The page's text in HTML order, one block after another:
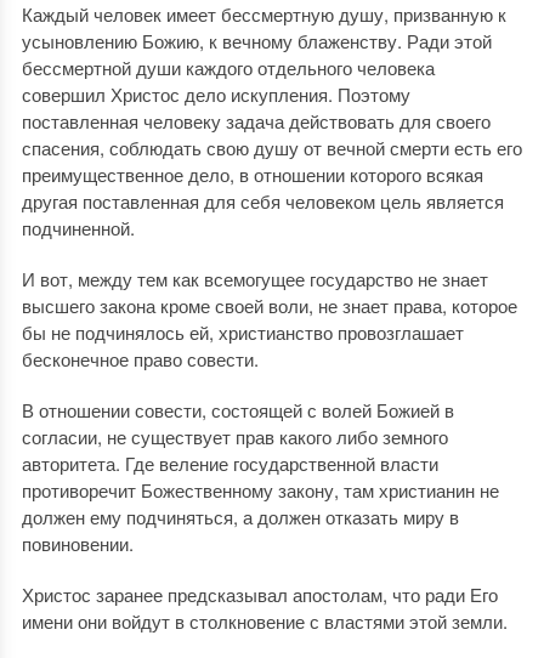
Каждый человек имеет бессмертную душу, призванную к
усыновлению Божию, к вечному блаженству. Ради этой
бессмертной души каждого отдельного человека
совершил Христос дело искупления. Поэтому
поставленная человеку задача действовать для своего
спасения, соблюдать свою душу от вечной смерти есть его
преимущественное дело, в отношении которого всякая
другая поставленная для себя человеком цель является
подчиненной.
И вот, между тем как всемогущее государство не знает
высшего закона кроме своей воли, не знает права, которое
бы не подчинялось ей, христианство провозглашает
бесконечное право совести.
В отношении совести, состоящей с волей Божией в
согласии, не существует прав какого либо земного
авторитета. Где веление государственной власти
противоречит Божественному закону, там христианин не
должен ему подчиняться, а должен отказать миру в
повиновении.
Христос заранее предсказывал апостолам, что ради Его
имени они войдут в столкновение с властями этой земли.